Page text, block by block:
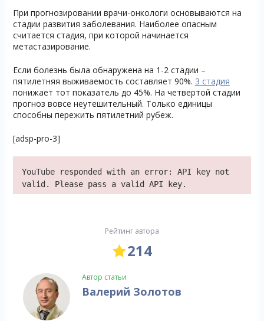
При прогнозировании врачи-онкологи основываются на
стадии развития заболевания. Наиболее опасным
считается стадия, при которой начинается
метастазирование.
Если болезнь была обнаружена на 1-2 стадии –
пятилетняя выживаемость составляет 90%. 3 стадия
понижает тот показатель до 45%. На четвертой стадии
прогноз вовсе неутешительный. Только единицы
способны пережить пятилетний рубеж.
[adsp-pro-3]
YouTube responded with an error: API key not
valid. Please pass a valid API key.
Рейтинг автора
214
Автор статьи
Валерий Золотов